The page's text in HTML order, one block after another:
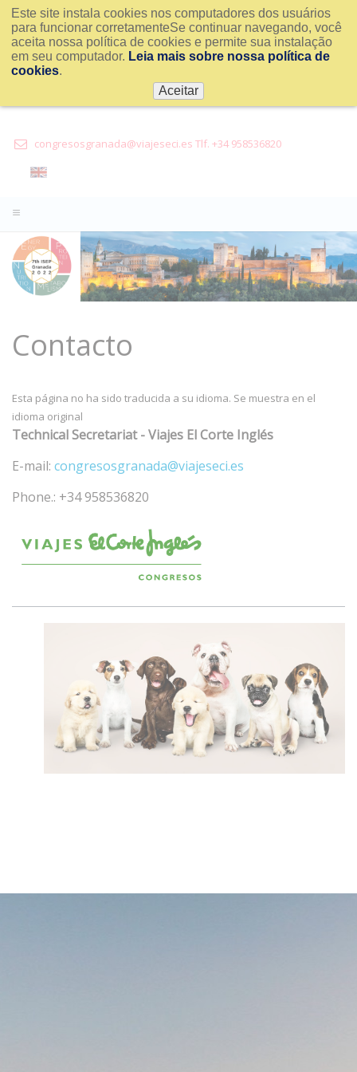
Este site instala cookies nos computadores dos usuários
para funcionar corretamenteSe continuar navegando, você
aceita nossa política de cookies e permite sua instalação
em seu computador. Leia mais sobre nossa política de
cookies.
Aceitar
congresosgranada@viajeseci.es Tlf. +34 958536820
Contacto
Esta página no ha sido traducida a su idioma. Se muestra en el
idioma original
Technical Secretariat - Viajes El Corte Inglés
E-mail: congresosgranada@viajeseci.es
Phone.: +34 958536820